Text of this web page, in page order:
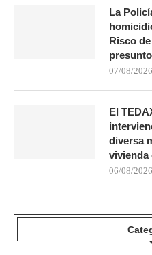
La
Risco
07/08/2026
El
diversa
vivienda
06/08/2026